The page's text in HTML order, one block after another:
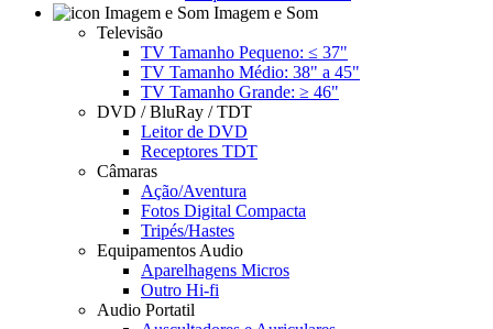
Imagem e Som
Televisão
TV Tamanho Pequeno: ≤ 37"
TV Tamanho Médio: 38" a 45"
TV Tamanho Grande: ≥ 46"
DVD / BluRay / TDT
Leitor de DVD
Receptores TDT
Câmaras
Ação/Aventura
Fotos Digital Compacta
Tripés/Hastes
Equipamentos Audio
Aparelhagens Micros
Outro Hi-fi
Audio Portatil